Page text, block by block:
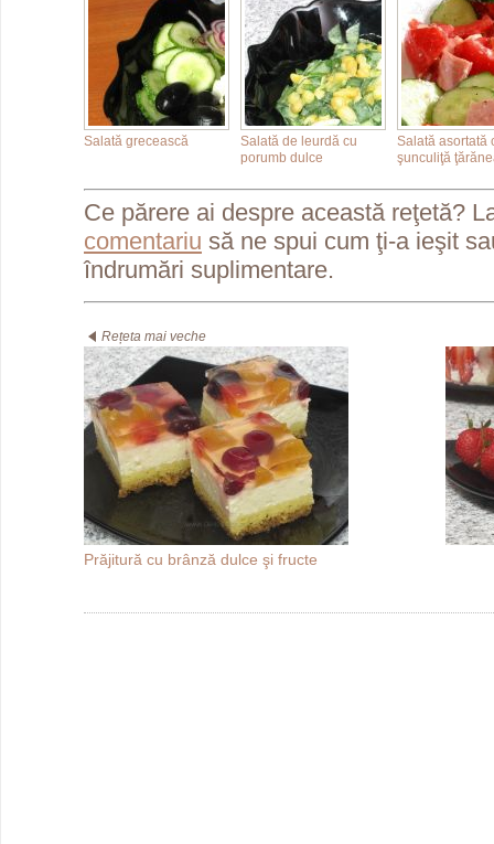
Salată grecească
Salată de leurdă cu
porumb dulce
Salată asortată
şunculiţă
Ce părere ai despre această reţetă?
comentariu să ne spui cum ţi-a ieşit
îndrumări suplimentare.
Rețeta mai veche
Prăjitură cu brânză dulce şi fructe